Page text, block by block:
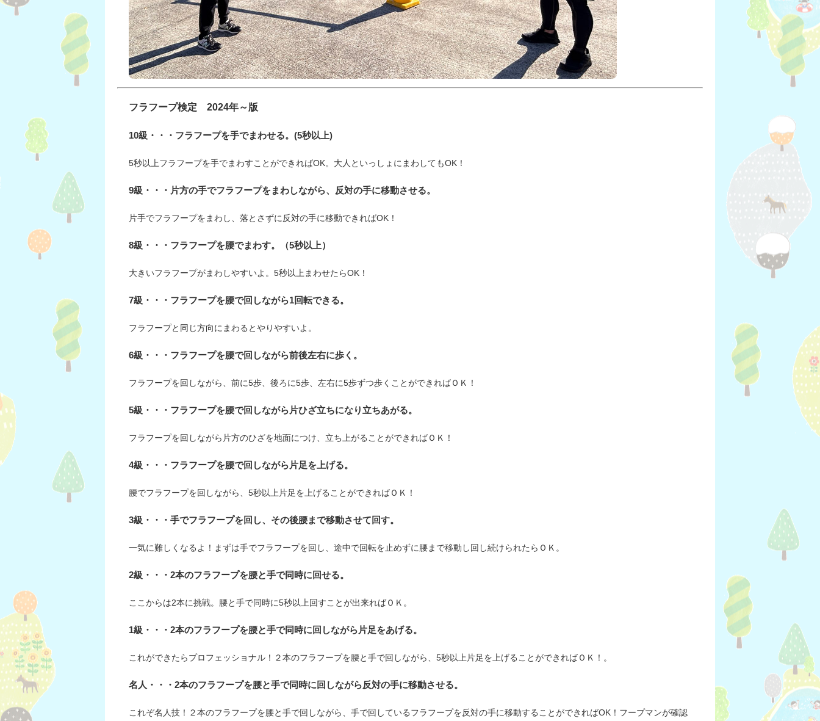
フラフープ検定 2024年～版
10級・・・フラフープを手でまわせる。(5秒以上)
5秒以上フラフープを手でまわすことができればOK。大人といっしょにまわしてもOK！
9級・・・片方の手でフラフープをまわしながら、反対の手に移動させる。
片手でフラフープをまわし、落とさずに反対の手に移動できればOK！
8級・・・フラフープを腰でまわす。（5秒以上）
大きいフラフープがまわしやすいよ。5秒以上まわせたらOK！
7級・・・フラフープを腰で回しながら1回転できる。
フラフープと同じ方向にまわるとやりやすいよ。
6級・・・フラフープを腰で回しながら前後左右に歩く。
フラフープを回しながら、前に5歩、後ろに5歩、左右に5歩ずつ歩くことができればＯＫ！
5級・・・フラフープを腰で回しながら片ひざ立ちになり立ちあがる。
フラフープを回しながら片方のひざを地面につけ、立ち上がることができればＯＫ！
4級・・・フラフープを腰で回しながら片足を上げる。
腰でフラフープを回しながら、5秒以上片足を上げることができればＯＫ！
3級・・・手でフラフープを回し、その後腰まで移動させて回す。
一気に難しくなるよ！まずは手でフラフープを回し、途中で回転を止めずに腰まで移動し回し続けられたらＯＫ。
2級・・・2本のフラフープを腰と手で同時に回せる。
ここからは2本に挑戦。腰と手で同時に5秒以上回すことが出来ればＯＫ。
1級・・・2本のフラフープを腰と手で同時に回しながら片足をあげる。
これができたらプロフェッショナル！２本のフラフープを腰と手で回しながら、5秒以上片足を上げることができればＯＫ！。
名人・・・2本のフラフープを腰と手で同時に回しながら反対の手に移動させる。
これぞ名人技！２本のフラフープを腰と手で回しながら、手で回しているフラフープを反対の手に移動することができればOK！フープマンが確認